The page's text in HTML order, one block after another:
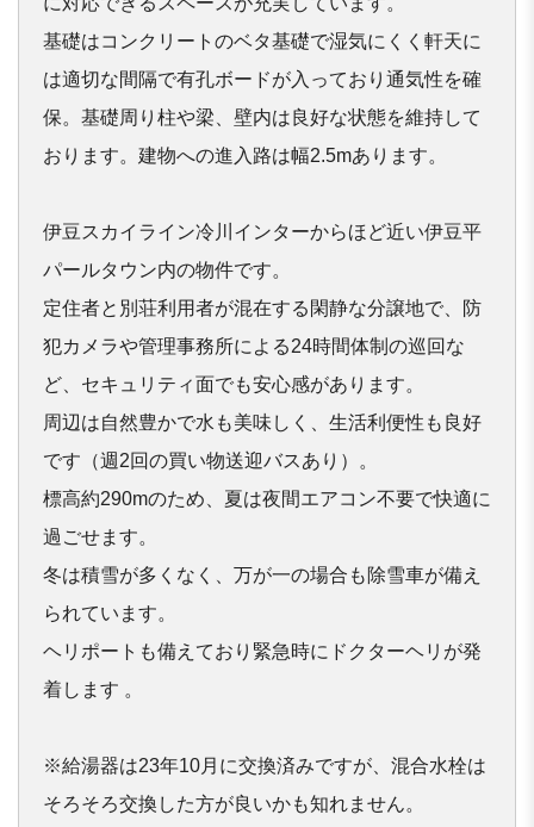
基礎はコンクリートのベタ基礎で湿気にくく軒天に
は適切な間隔で有孔ボードが入っており通気性を確
保。基礎周り柱や梁、壁内は良好な状態を維持して
おります。建物への進入路は幅2.5mありま す。
伊豆スカイライン冷川インターからほど近い伊豆平
パールタウン内の物件です。
定住者と別荘利用者が混在する閑静な分譲地で、防
犯カメラや管理事務所による24時間体制の巡回な
ど、セキュリティ面でも安心感があります。
周辺は自然豊かで水も美味しく、生活利便性も良好
です（週2回の買い物送迎バスあり）。
標高約290mのため、夏は夜間エアコン不要で快適に
過ごせます。
冬は積雪が多くなく、万が一の場合も除雪車が備え
られています。
ヘリポートも備えており緊急時にドクターヘリが発
着します 。
※給湯器は23年10月に交換済みですが、混合水栓は
そろそろ交換した方が良いかも知れません。